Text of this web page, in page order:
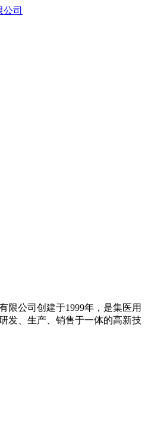
限公司创建于1999年，是集医用
发、生产、销售于一体的高新技